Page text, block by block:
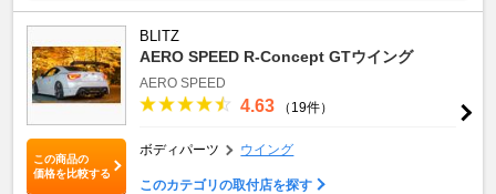
この商品の
価格を比較する
BLITZ
AERO SPEED R-Concept GTウイング
AERO SPEED
4.63 （19件）
ボディパーツ ウイング
このカテゴリの取付店を探す